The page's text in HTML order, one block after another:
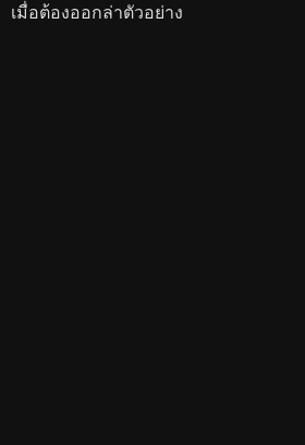
เมื่อต้องออกล่าตัวอย่าง